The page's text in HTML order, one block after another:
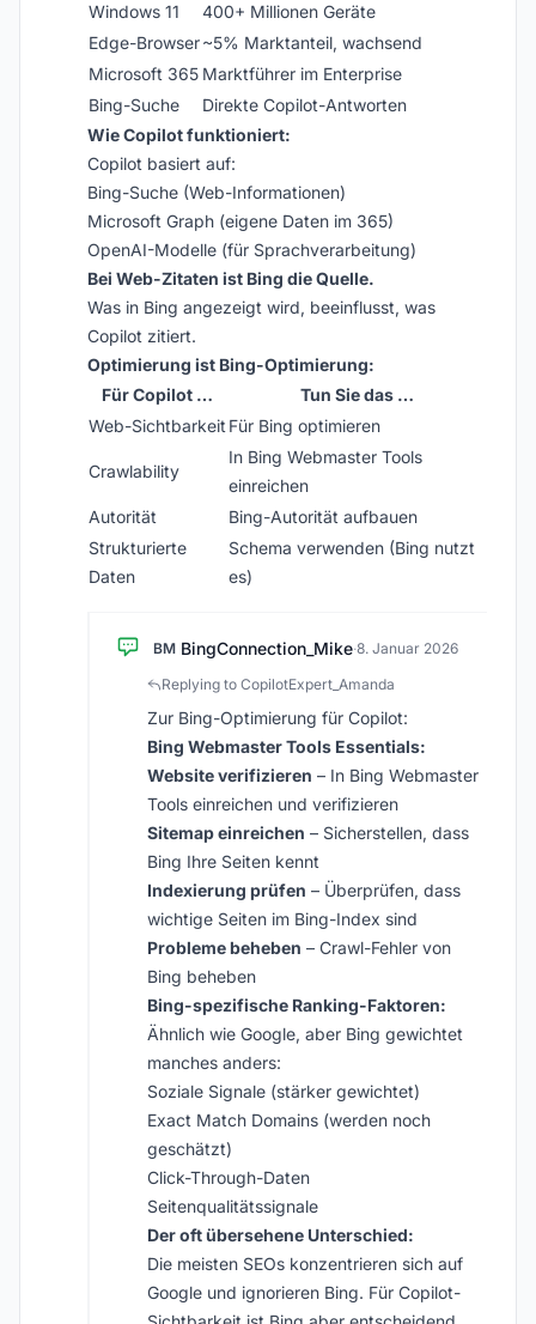
Windows 11
400+ Millionen Geräte
Edge-Browser~5% Marktanteil, wachsend
Microsoft 365 Marktführer im Enterprise
Bing-Suche
Direkte Copilot-Antworten
Wie Copilot funktioniert:
Copilot basiert auf:
Bing-Suche (Web-Informationen)
Microsoft Graph (eigene Daten im 365)
OpenAI-Modelle (für Sprachverarbeitung)
Bei Web-Zitaten ist Bing die Quelle.
Was in Bing angezeigt wird, beeinflusst, was
Copilot zitiert.
Optimierung ist Bing-Optimierung:
Für Copilot …
Tun Sie das …
Web-Sichtbarkeit Für Bing optimieren
Crawlability
In Bing Webmaster Tools
einreichen
Autorität
Bing-Autorität aufbauen
Strukturierte
Daten
Schema verwenden (Bing nutzt
es)
BM BingConnection_Mike·8. Januar 2026
Replying to CopilotExpert_Amanda
Zur Bing-Optimierung für Copilot:
Bing Webmaster Tools Essentials:
Website verifizieren – In Bing Webmaster
Tools einreichen und verifizieren
Sitemap einreichen – Sicherstellen, dass
Bing Ihre Seiten kennt
Indexierung prüfen – Überprüfen, dass
wichtige Seiten im Bing-Index sind
Probleme beheben – Crawl-Fehler von
Bing beheben
Bing-spezifische Ranking-Faktoren:
Ähnlich wie Google, aber Bing gewichtet
manches anders:
Soziale Signale (stärker gewichtet)
Exact Match Domains (werden noch
geschätzt)
Click-Through-Daten
Seitenqualitätssignale
Der oft übersehene Unterschied:
Die meisten SEOs konzentrieren sich auf
Google und ignorieren Bing. Für Copilot-